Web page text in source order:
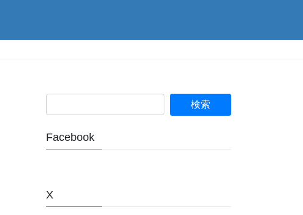
Facebook
X